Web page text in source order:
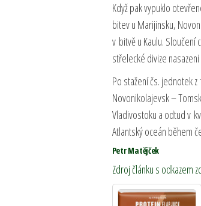
Když pak vypuklo
bitev u Marijinsku,
v bitvě u Kaulu. Sloučení
střelecké divize
Po stažení čs. jednotek
Novonikolajevsk –
Vladivostoku a odtud v
Atlantský oceán během
Petr Matějček
Zdroj článku s odkazem